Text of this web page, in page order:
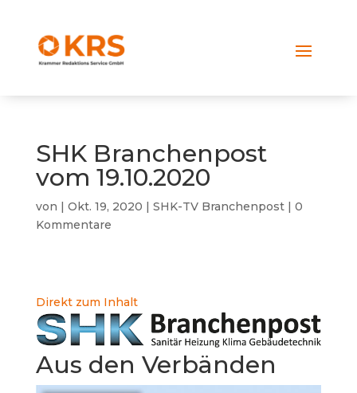
SHK Branchenpost
vom 19.10.2020
von | Okt. 19, 2020 | SHK-TV Branchenpost| 0
Kommentare
Direkt zum Inhalt
Aus den Verbänden